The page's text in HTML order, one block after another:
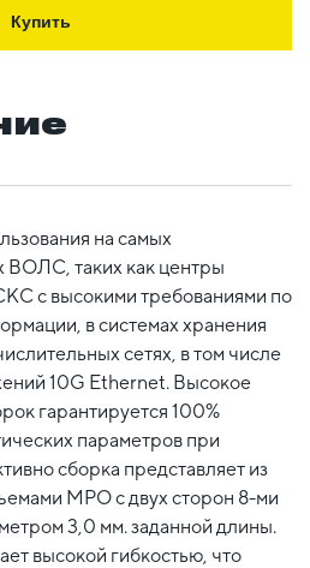
Купить
на самых
ВОЛС, таких как центры
с высокими требованиями по
в системах хранения
сетях, в том числе
10G Ethernet. Высокое
гарантируется 100%
параметров при
сборка представляет из
MPO c двух сторон 8-ми
3,0 мм. заданной длины.
высокой гибкостью, что